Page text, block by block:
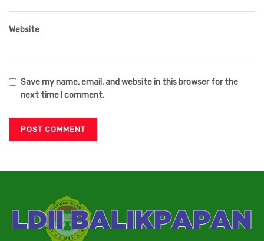
Website
Save my name, email, and website in this browser for the
next time I comment.